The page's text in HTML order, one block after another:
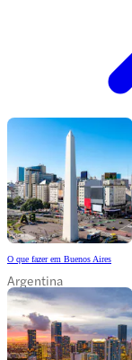
O que fazer em Buenos Aires
Argentina